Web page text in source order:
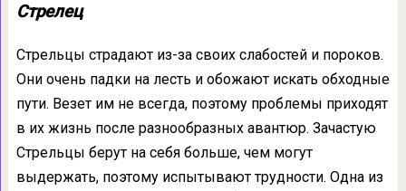
Стрелец
Стрельцы страдают из-за своих слабостей и пороков.
Они очень падки на лесть и обожают искать обходные
пути. Везет им не всегда, поэтому проблемы приходят
в их жизнь после разнообразных авантюр. Зачастую
Стрельцы берут на себя больше, чем могут
выдержать, поэтому испытывают трудности. Одна из